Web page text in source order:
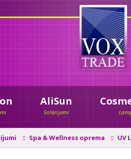
AliSun
Solarijumi
Spa & Wellness oprema UV